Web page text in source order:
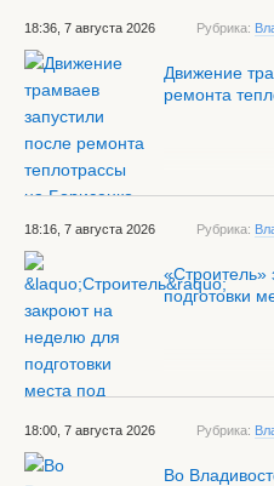
18:36, 7 августа 2026 Рубрика:
Движение
ремонта
18:16, 7 августа 2026 Рубрика:
«Строитель»
подготовки
18:00, 7 августа 2026 Рубрика:
Во